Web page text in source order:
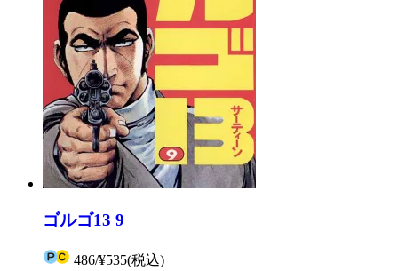
ゴルゴ13 9
486/¥535(税込)